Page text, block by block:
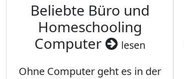
Beliebte Büro und
Homeschooling
Computer
lesen
Ohne Computer geht es in der